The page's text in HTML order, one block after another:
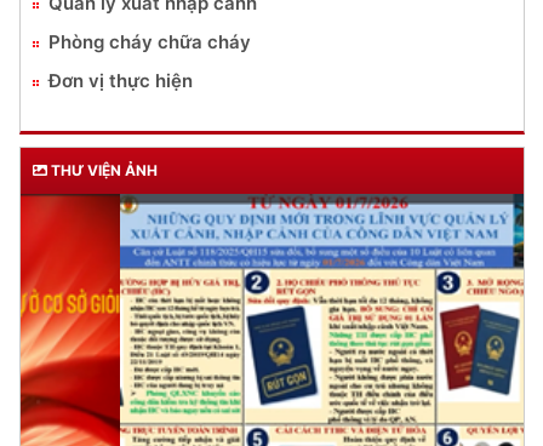
Phòng cháy chữa cháy
Đơn vị thực hiện
THƯ VIỆN ẢNH